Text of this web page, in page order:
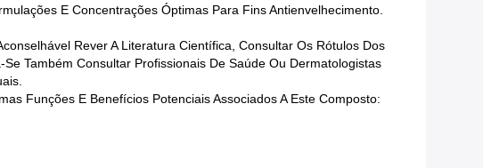
E Concentrações Óptimas Para Fins Antienvelhecimento.
Rever A Literatura Científica, Consultar Os Rótulos Dos
Também Consultar Profissionais De Saúde Ou Dermatologistas
Funções E Benefícios Potenciais Associados A Este Composto: